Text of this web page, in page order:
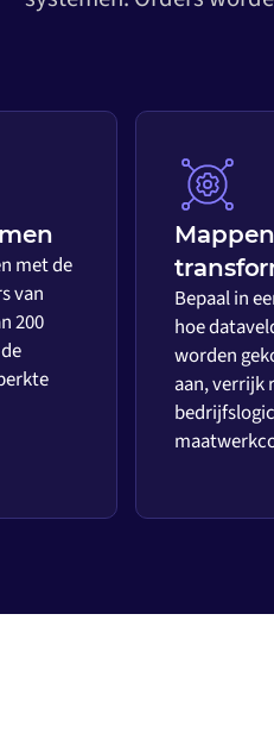
met de
van
200
Bepaal in
hoe
worden
aan, verrijk